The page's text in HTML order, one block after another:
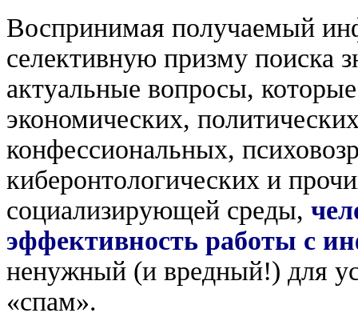
Воспринимая получаемый
селективную призму поиска
актуальные вопросы,
экономических,
конфессиональных,
киберонтологических и
социализирующей среды,
эффективность работы с
ненужный (и вредный!) для
«спам».